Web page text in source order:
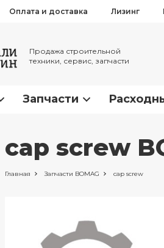
Оплата и доставка Лизинг
Продажа строительной
техники, сервис, запчасти
Запчасти
cap screw
Главная Запчасти BOMAG cap screw